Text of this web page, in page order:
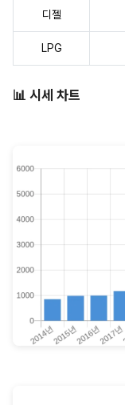
디젤
LPG
📊 시세 차트